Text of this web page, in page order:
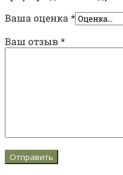
Ваша оценка *
Ваш отзыв*